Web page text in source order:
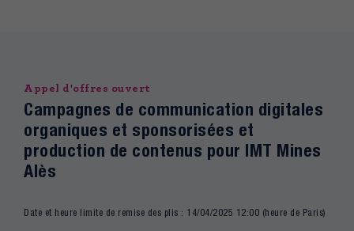
Appel d'offres ouvert
Campagnes de communication digitales
organiques et sponsorisées et
production de contenus pour IMT Mines
Alès
Date et heure limite de remise des plis : 14/04/2025 12:00 (heure de Paris)